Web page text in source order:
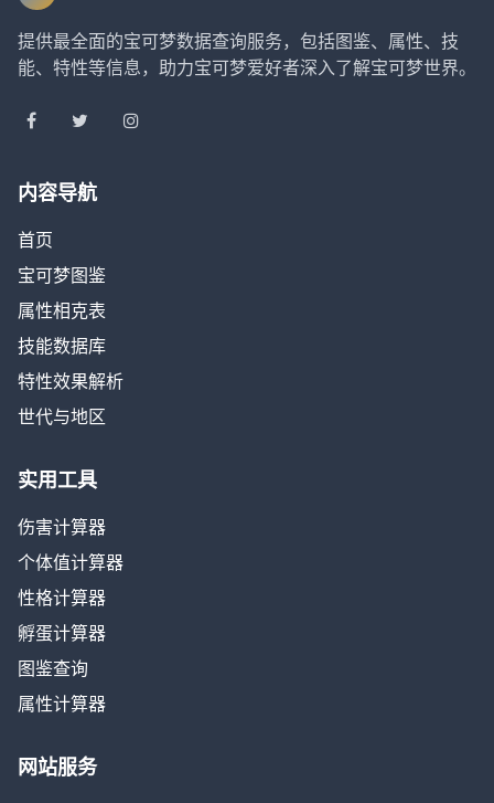
提供最全面的宝可梦数据查询服务，包括图鉴、属性、技
能、特性等信息，助力宝可梦爱好者深入了解宝可梦世界。
内容导航
首页
宝可梦图鉴
属性相克表
技能数据库
特性效果解析
世代与地区
实用工具
伤害计算器
个体值计算器
性格计算器
孵蛋计算器
图鉴查询
属性计算器
网站服务